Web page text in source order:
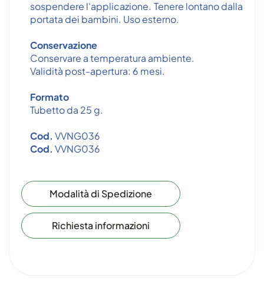
sospendere l'applicazione. Tenere lontano dalla
portata dei bambini. Uso esterno.
Conservazione
Conservare a temperatura ambiente.
Validità post-apertura: 6 mesi.
Formato
Tubetto da 25 g.
Cod. VVNG036
Cod. VVNG036
Modalità di Spedizione
Richiesta informazioni